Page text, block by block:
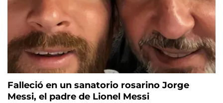
Falleció en un sanatorio rosarino Jorge
Messi, el padre de Lionel Messi